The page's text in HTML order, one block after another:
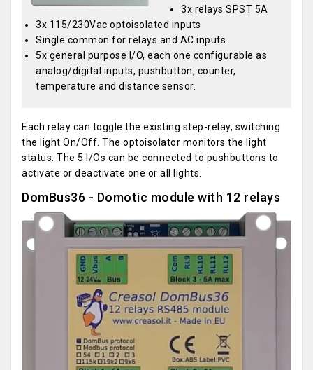
3x relays SPST 5A
3x 115/230Vac optoisolated inputs
Single common for relays and AC inputs
5x general purpose I/O, each one configurable as
analog/digital inputs, pushbutton, counter,
temperature and distance sensor.
Each relay can toggle the existing step-relay, switching
the light On/Off. The optoisolator monitors the light
status. The 5 I/Os can be connected to pushbuttons to
activate or deactivate one or all lights.
DomBus36 - Domotic module with 12 relays